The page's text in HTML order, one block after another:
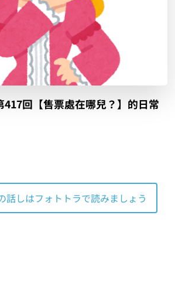
417回【售票處在哪兒？】的日常
話しはフォトトラで読みましょう